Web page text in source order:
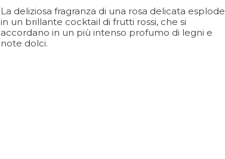
La deliziosa fragranza di una rosa delicata esplode
in un brillante cocktail di frutti rossi, che si
accordano in un più intenso profumo di legni e
note dolci.